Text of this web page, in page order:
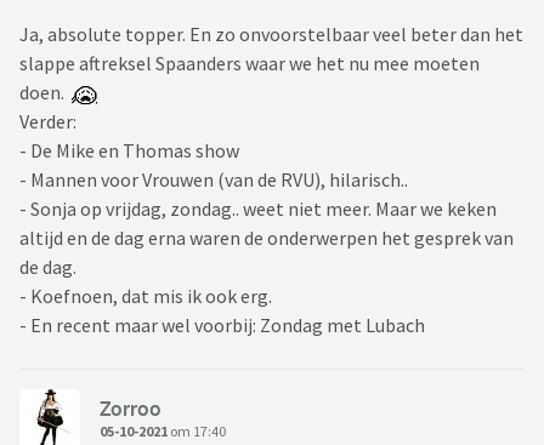
Ja, absolute topper. En zo onvoorstelbaar veel beter dan het
slappe aftreksel Spaanders waar we het nu mee moeten
doen.
Verder:
- De Mike en Thomas show
- Mannen voor Vrouwen (van de RVU), hilarisch..
- Sonja op vrijdag, zondag.. weet niet meer. Maar we keken
altijd en de dag erna waren de onderwerpen het gesprek van
de dag.
- Koefnoen, dat mis ik ook erg.
- En recent maar wel voorbij: Zondag met Lubach
Zorroo
05-10-2021 om 17:40